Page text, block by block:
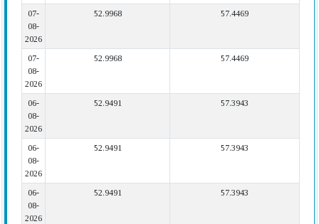
07-
08-
2026
52.9968 57.4469
07-
08-
2026
52.9968 57.4469
06-
08-
2026
52.9491 57.3943
06-
08-
2026
52.9491 57.3943
06-
08-
2026
52.9491 57.3943